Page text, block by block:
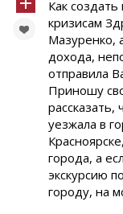
Как
кризисам
Мазуренко,
дохода,
отправила
Приношу
рассказать,
уезжала в
города, а
экскурсию
городу, на